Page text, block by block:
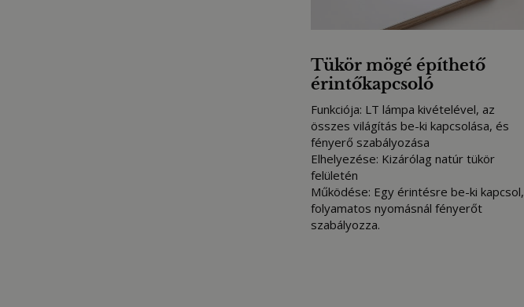
Tükör mögé építhető
érintőkapcsoló
Funkciója: LT lámpa kivételével, az
összes világítás be-ki kapcsolása, és
fényerő szabályozása
Elhelyezése: Kizárólag natúr tükör
felületén
Működése: Egy érintésre be-ki kapcsol,
folyamatos nyomásnál fényerőt
szabályozza.